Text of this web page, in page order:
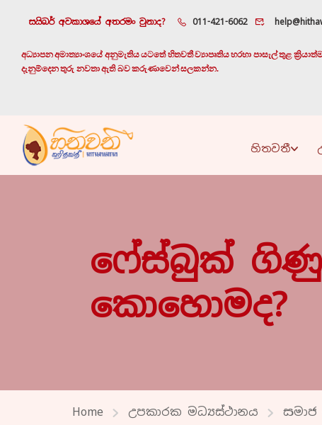
සයිබර් අවකාශයේ අතරමං වුනාද? 011-421-6062
අධ්‍යාපන අමාත්‍යාංශයේ අනුමැතිය යටතේ හිතවතී ව්‍යාපෘතිය හරහා පාසැල් තුළ
දැනුම්දෙන තුරු නවතා ඇති බව කරුණාවෙන් සලකන්න.
හිතවතී
ෆේස්බුක්
කොහොමද?
Home උපකාරක මධ්‍යස්ථානය සමාජ